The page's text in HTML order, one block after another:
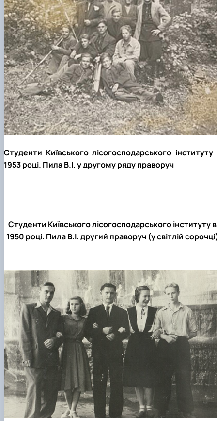
Студенти Київського лісогосподарського інституту
1953 році. Пила В.І. у другому ряду праворуч
Студенти Київського лісогосподарського інституту в
1950 році. Пила В.І. другий праворуч (у світлій